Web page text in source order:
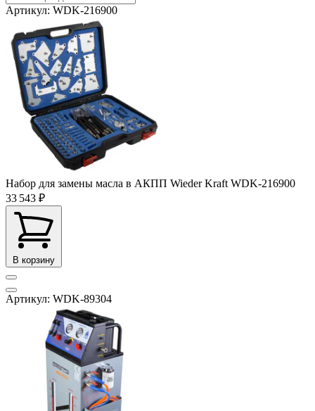
Артикул: WDK-216900
Набор для замены масла в АКПП Wieder Kraft WDK-216900
33 543 ₽
В корзину
Артикул: WDK-89304